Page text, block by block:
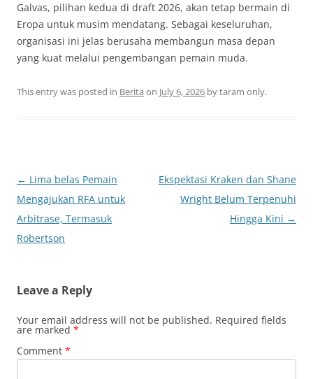
Galvas, pilihan kedua di draft 2026, akan tetap bermain di
Eropa untuk musim mendatang. Sebagai keseluruhan,
organisasi ini jelas berusaha membangun masa depan
yang kuat melalui pengembangan pemain muda.
This entry was posted in Berita on July 6, 2026 bytaram only.
Post
navigation
← Lima belas Pemain
Mengajukan RFA untuk
Arbitrase, Termasuk
Robertson
Ekspektasi Kraken dan Shane
Wright Belum Terpenuhi
Hingga Kini →
Leave a Reply
Your email address will not be published. Required fields
are marked *
Comment *